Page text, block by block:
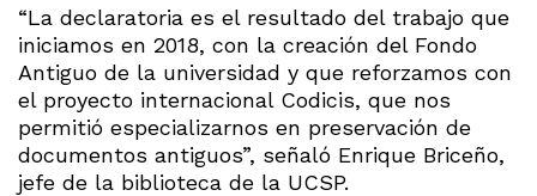
“La declaratoria es el resultado del trabajo que
iniciamos en 2018, con la creación del Fondo
Antiguo de la universidad y que reforzamos con
el proyecto internacional Codicis, que nos
permitió especializarnos en preservación de
documentos antiguos”, señaló Enrique Briceño,
jefe de la biblioteca de la UCSP.